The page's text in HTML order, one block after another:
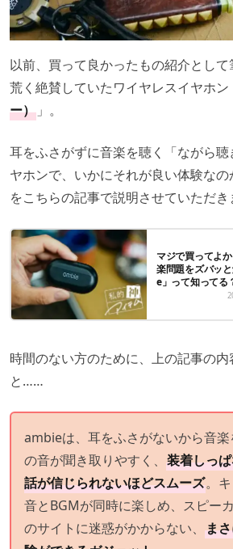
以前、買って良かったもの紹介とし
荒く絶賛していたワイヤレスイヤホン
ー） 」。
耳をふさがずに音楽を聴く「ながら
ヤホンで、いかにそれが良い体験なの
をこちらの記事で説明させていただき
マジで買ってよ
楽問題をズバッ
e」って知ってる
時間のない方のために、上の記事の
と……
ambieは、耳をふさがないから音
の音が聞き取りやすく、 装着しっ
話が信じられないほどスムーズ。
音とBGMが同時に楽しめ、スピー
のサイトに迷惑がかからない、 ま